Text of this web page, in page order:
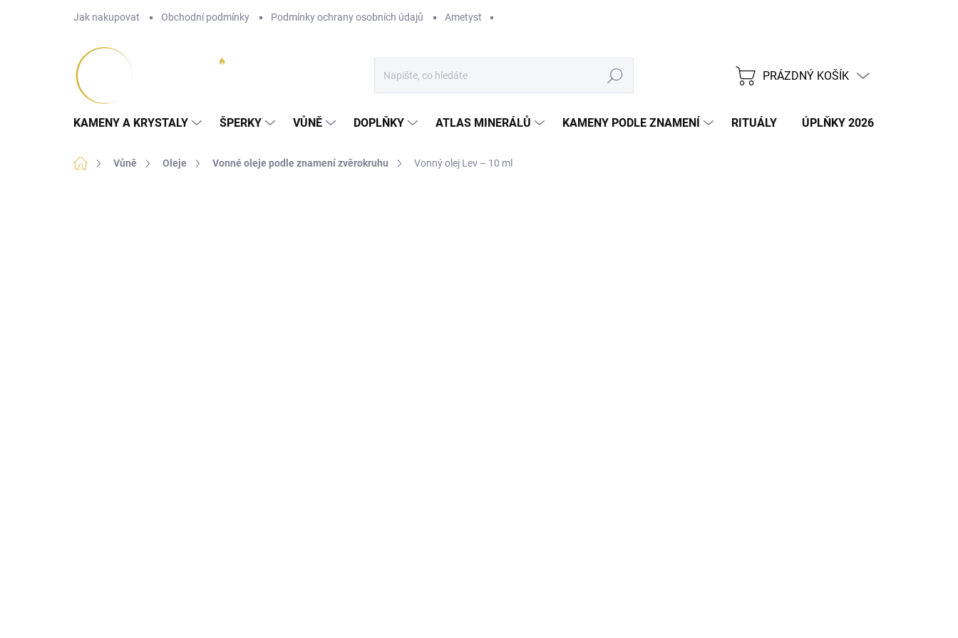
Jak nakupovat Obchodní podmínky Podmínky ochrany osobních údajů Ametyst
Hledat
NÁKUPNÍ
PRÁZDNÝ KOŠÍK
KAMENY A KRYSTALY ŠPERKY VŮNĚ DOPLŇKY ATLAS MINERÁLŮ KAMENY PODLE ZNAMENÍ RITUÁLY ÚPLŇKY 2026
Domů Vůně Oleje Vonné oleje podle znamení zvěrokruhu Vonný olej Lev – 10 ml